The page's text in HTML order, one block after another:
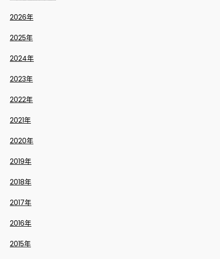
2026年
2025年
2024年
2023年
2022年
2021年
2020年
2019年
2018年
2017年
2016年
2015年